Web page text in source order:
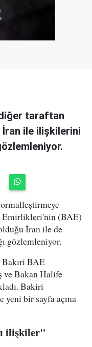
taraftan
ile ilişkilerini
Emirlikleri'nin (BAE)
İran ile de
gözlemleniyor.
Bakıri BAE
ve Bakan Halife
Bakiri
yeni bir sayfa açma
ilişkiler"